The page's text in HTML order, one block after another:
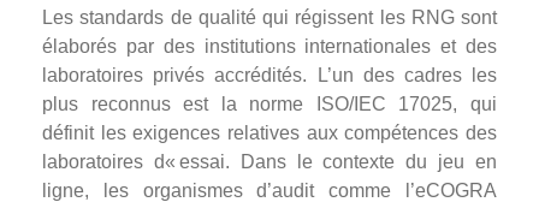
Les standards de qualité qui régissent les RNG sont
élaborés par des institutions internationales et des
laboratoires privés accrédités. L’un des cadres les
plus reconnus est la norme ISO/IEC 17025, qui
définit les exigences relatives aux compétences des
laboratoires d« essai. Dans le contexte du jeu en
ligne, les organismes d’audit comme l’eCOGRA